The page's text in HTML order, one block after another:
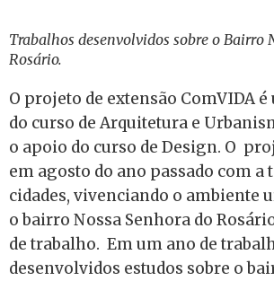
Trabalhos desenvolvidos sobre o Bairro
Rosário.
O projeto de extensão ComVIDA
do curso de Arquitetura e
o apoio do curso de Design. O
em agosto do ano passado com a
cidades, vivenciando o ambiente
o bairro Nossa Senhora do
de trabalho. Em um ano de
desenvolvidos estudos sobre o